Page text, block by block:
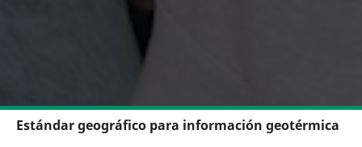
Estándar geográfico para información geotérmica